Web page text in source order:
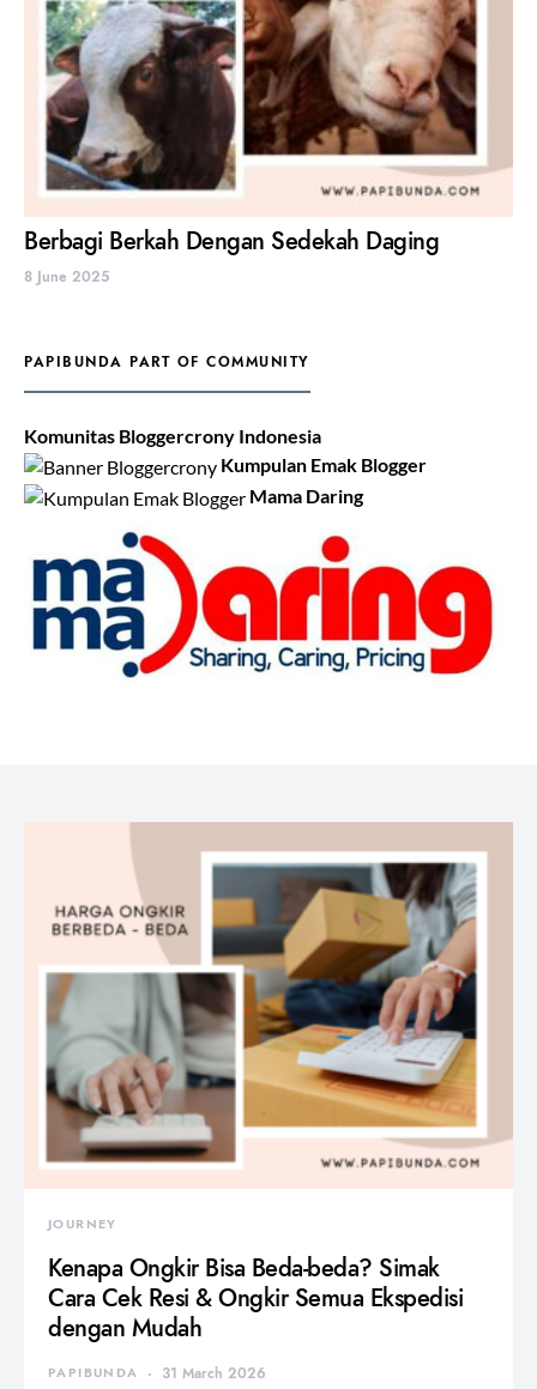
Berbagi Berkah Dengan Sedekah Daging
8 June 2025
PAPIBUNDA PART OF COMMUNITY
Komunitas Bloggercrony Indonesia
Kumpulan Emak Blogger
Mama Daring
JOURNEY
Kenapa Ongkir Bisa Beda-beda? Simak
Cara Cek Resi & Ongkir Semua Ekspedisi
dengan Mudah
PAPIBUNDA 31 March 2026